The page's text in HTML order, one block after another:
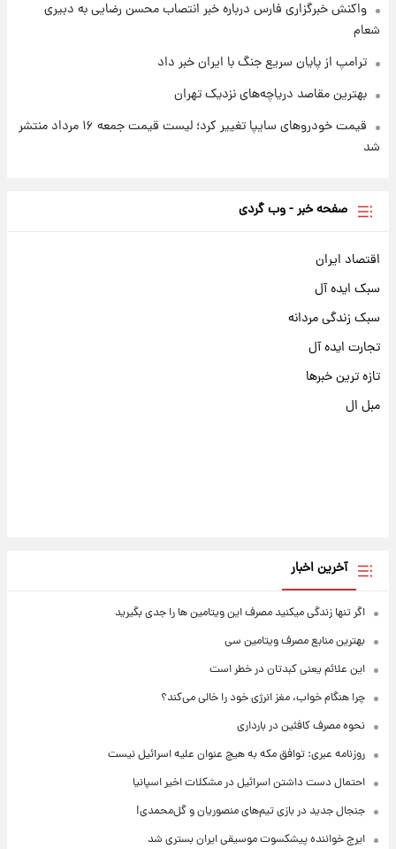
واکنش خبرگزاری فارس درباره خبر انتصاب محسن رضایی به دبیری
شعام
ترامپ از پایان سریع جنگ با ایران خبر داد
بهترین مقاصد دریاچه‌های نزدیک تهران
قیمت خودروهای سایپا تغییر کرد؛ لیست قیمت جمعه ۱۶ مرداد منتشر
شد
صفحه خبر - وب گردی
اقتصاد ایران
سبک ایده آل
سبک زندگی مردانه
تجارت ایده آل
تازه ترین خبرها
مبل ال
آخرین اخبار
اگر تنها زندگی میکنید مصرف این ویتامین ها را جدی بگیرید
بهترین منابع مصرف ویتامین سی
این علائم یعنی کبدتان در خطر است
چرا هنگام خواب، مغز انرژی خود را خالی می‌کند؟
نحوه مصرف کافئین در بارداری
روزنامه عبری: توافق مکه به هیچ عنوان علیه اسرائیل نیست
احتمال دست داشتن اسرائیل در مشکلات اخیر اسپانیا
جنجال جدید در بازی تیم‌های منصوریان و گل‌محمدی!
ایرج خواننده پیشکسوت موسیقی ایران بستری شد